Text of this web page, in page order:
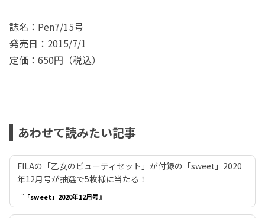
誌名：Pen7/15号
発売日：2015/7/1
定価：650円（税込）
あわせて読みたい記事
FILAの「乙女のビューティセット」が付録の「sweet」2020
年12月号が抽選で5枚様に当たる！
『「sweet」2020年12月号』